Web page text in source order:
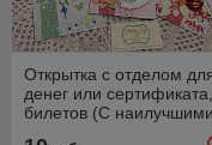
Открытка с отделом
денег или сертификата,
билетов (С наилучшими